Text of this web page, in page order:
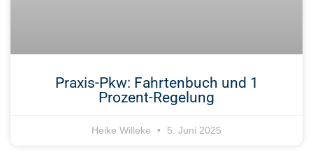
Praxis-Pkw: Fahrtenbuch und 1
Prozent-Regelung
Heike Willeke 5. Juni 2025